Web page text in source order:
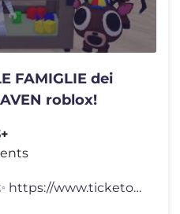
FAMIGLIE dei
roblox!
🎉 COMPRA I BIGLIETTI✨ https://www.ticketone.it/artist/roby-jenny-